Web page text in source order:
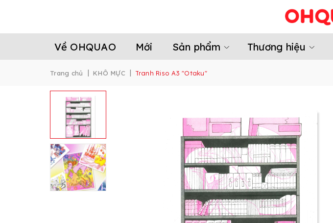
Về OHQUAO Mới Sản phẩm Thương hiệu
Trang chủ | KHÔ MỰC | Tranh Riso A3 "Otaku"